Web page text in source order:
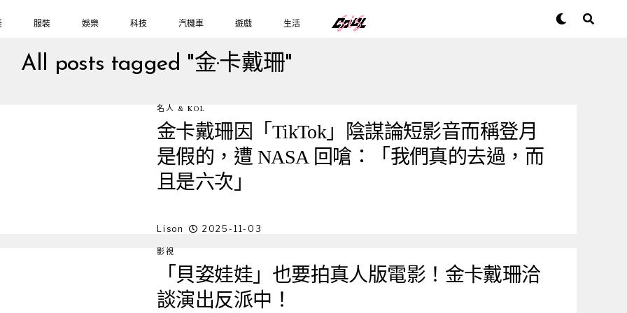
服裝 娛樂 科技 汽機車 遊戲 生活
All posts tagged "金·卡戴珊"
名人 & KOL
金卡戴珊因「TikTok」陰謀論短影音而稱登月
是假的，遭 NASA 回嗆：「我們真的去過，而
且是六次」
Lison 2025-11-03
影視
「貝姿娃娃」也要拍真人版電影！金卡戴珊洽
談演出反派中！